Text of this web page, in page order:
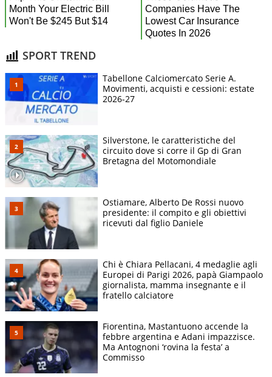
SPORT TREND
Tabellone Calciomercato Serie A.
Movimenti, acquisti e cessioni: estate
2026-27
Silverstone, le caratteristiche del
circuito dove si corre il Gp di Gran
Bretagna del Motomondiale
Ostiamare, Alberto De Rossi nuovo
presidente: il compito e gli obiettivi
ricevuti dal figlio Daniele
Chi è Chiara Pellacani, 4 medaglie agli
Europei di Parigi 2026, papà Giampaolo
giornalista, mamma insegnante e il
fratello calciatore
Fiorentina, Mastantuono accende la
febbre argentina e Adani impazzisce.
Ma Antognoni ‘rovina la festa’ a
Commisso